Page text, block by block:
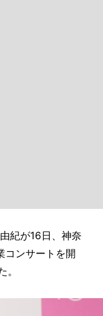
紀が16日、神奈
コンサートを開
。